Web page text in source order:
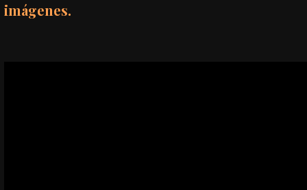
imágenes.